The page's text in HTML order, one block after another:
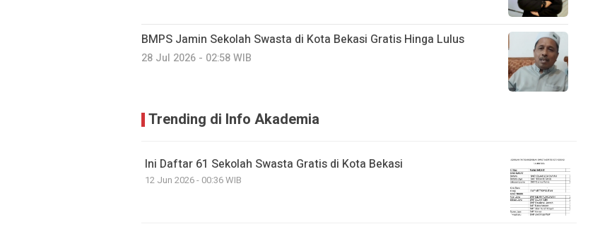
BMPS Jamin Sekolah Swasta di Kota Bekasi Gratis Hinga Lulus
28 Jul 2026 - 02:58 WIB
Trending di Info Akademia
Ini Daftar 61 Sekolah Swasta Gratis di Kota Bekasi
12 Jun 2026 - 00:36 WIB